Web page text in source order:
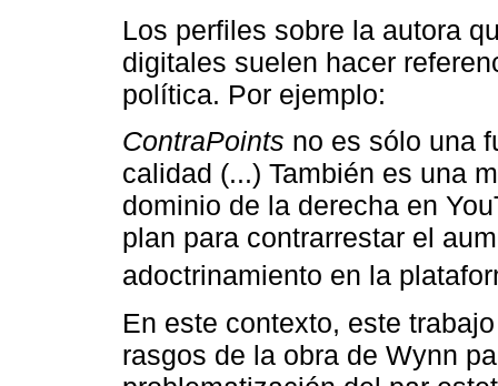
Los perfiles sobre la autora
digitales suelen hacer
política. Por ejemplo:
ContraPoints no es sólo una
calidad (...) También es una
dominio de la derecha en
plan para contrarrestar el
adoctrinamiento en la
En este contexto, este
rasgos de la obra de Wynn